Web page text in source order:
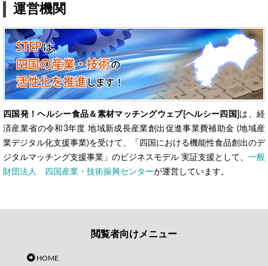
運営機関
四国発！ヘルシー食品＆素材マッチングウェブ[ヘルシー四国] は、経
済産業省の令和3年度 地域新成長産業創出促進事業費補助金 (地域産
業デジタル化支援事業)を受けて、「四国における機能性食品創出のデ
ジタルマッチング支援事業」のビジネスモデル 実証支援として、 一般
財団法人 四国産業・技術振興センターが運営しています。
閲覧者向けメニュー
HOME